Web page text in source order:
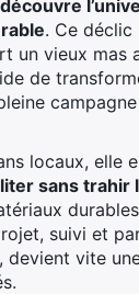
. Ce déclic
un vieux mas
de
locaux, elle
sans trahir
suivi et
devient vite